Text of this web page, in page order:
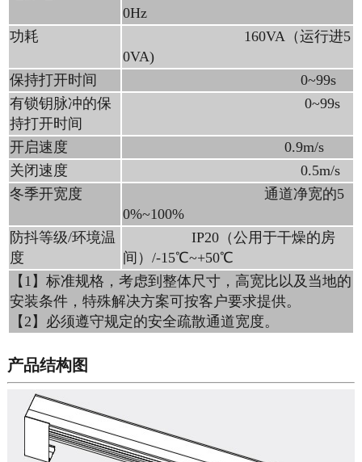
0Hz
功耗
160VA（运行进5
0VA)
保持打开时间
0~99s
有锁钥脉冲的保
持打开时间
0~99s
开启速度
0.9m/s
关闭速度
0.5m/s
冬季开宽度
通道净宽的5
0%~100%
防抖等级/环境温
度
IP20（公用于干燥的房
间）/-15℃~+50℃
【1】标准规格，考虑到整体尺寸，高宽比以及当地的
安装条件，特殊解决方案可按客户要求提供。
【2】必须遵守规定的安全疏散通道宽度。
产品结构图